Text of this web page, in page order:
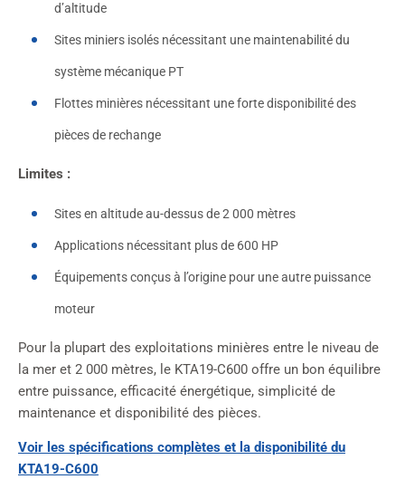
d’altitude
Sites miniers isolés nécessitant une maintenabilité du
système mécanique PT
Flottes minières nécessitant une forte disponibilité des
pièces de rechange
Limites :
Sites en altitude au-dessus de 2 000 mètres
Applications nécessitant plus de 600 HP
Équipements conçus à l’origine pour une autre puissance
moteur
Pour la plupart des exploitations minières entre le niveau de
la mer et 2 000 mètres, le KTA19-C600 offre un bon équilibre
entre puissance, efficacité énergétique, simplicité de
maintenance et disponibilité des pièces.
Voir les spécifications complètes et la disponibilité du
KTA19-C600